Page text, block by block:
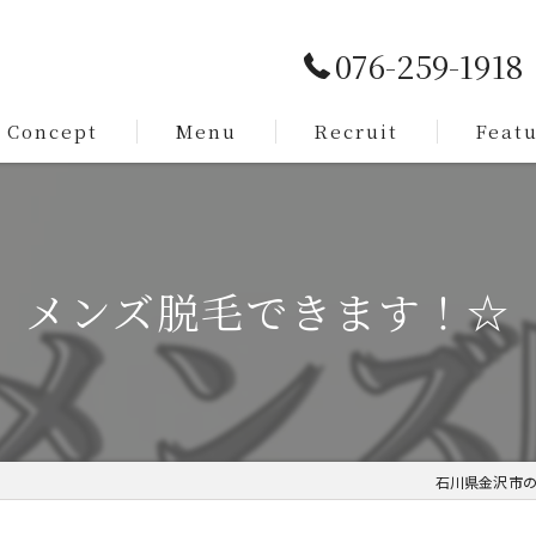
076-259-1918
Concept Menu Recruit
脱毛
まつ毛
求人
メンズ脱毛できます！☆
石川県金沢市